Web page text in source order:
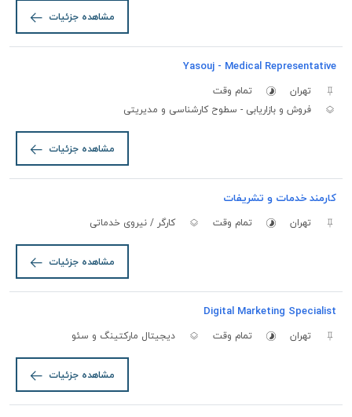
مشاهده جزئیات
Yasouj - Medical Representative
تهران
تمام وقت
فروش و بازاریابی - سطوح کارشناسی و مدیریتی
مشاهده جزئیات
کارمند خدمات و تشریفات
تهران تمام وقت کارگر / نیروی خدماتی
مشاهده جزئیات
Digital Marketing Specialist
تهران تمام وقت دیجیتال مارکتینگ و سئو
مشاهده جزئیات